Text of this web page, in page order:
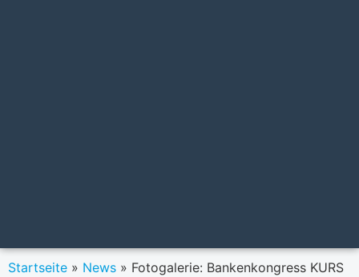
Startseite » News » Fotogalerie: Bankenkongress KURS